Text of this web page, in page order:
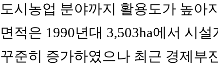
도시농업 분야까지 활용도가 높아
면적은 1990년대 3,503ha에서 시
꾸준히 증가하였으나 최근 경제부